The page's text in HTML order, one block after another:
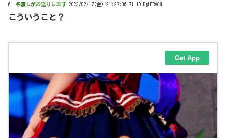
6: 名無しがお送りします 2023/02/17(金) 21:27:06.71 ID:DgHERVCM
こういうこと？